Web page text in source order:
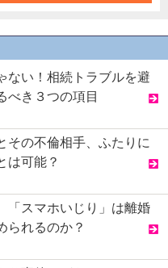
ない！相続トラブルを避
べき３つの項目
その不倫相手、ふたりに
は可能？
「スマホいじり」は離婚
られるのか？